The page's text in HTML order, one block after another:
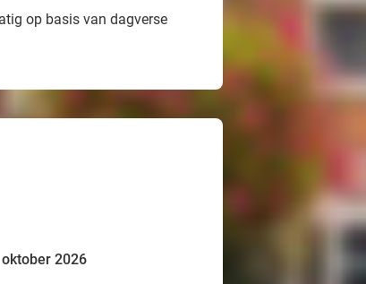
op basis van dagverse
oktober 2026